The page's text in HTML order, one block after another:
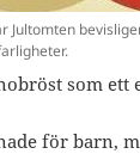
Jultomten
som ett
för barn,